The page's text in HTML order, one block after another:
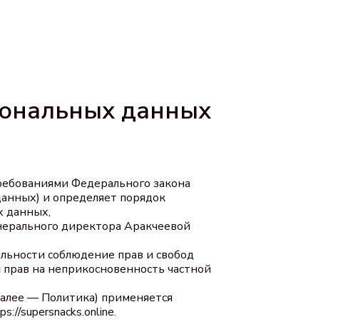
данных
Федерального закона
и определяет порядок
данных,
директора Аракчеевой
соблюдение прав и свобод
на неприкосновенность частной
— Политика) применяется
supersnacks.online.